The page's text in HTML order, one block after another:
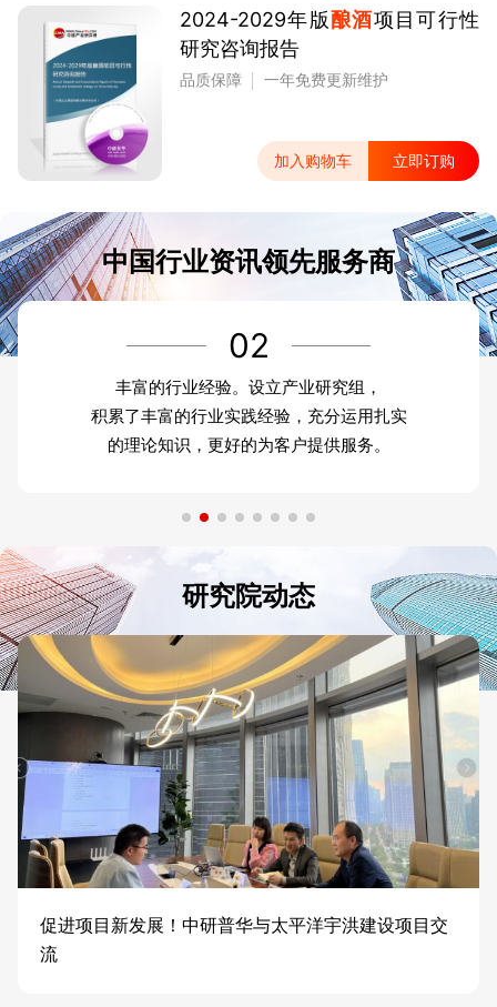
2024-2029年版酿酒项目可行性
研究咨询报告
品质保障 一年免费更新维护
加入购物车 立即订购
中国行业资讯领先服务商
02
丰富的行业经验。设立产业研究组，
积累了丰富的行业实践经验，充分运用扎实
的理论知识，更好的为客户提供服务。
研究院动态
促进项目新发展！中研普华与太平洋宇洪建设项目交
流